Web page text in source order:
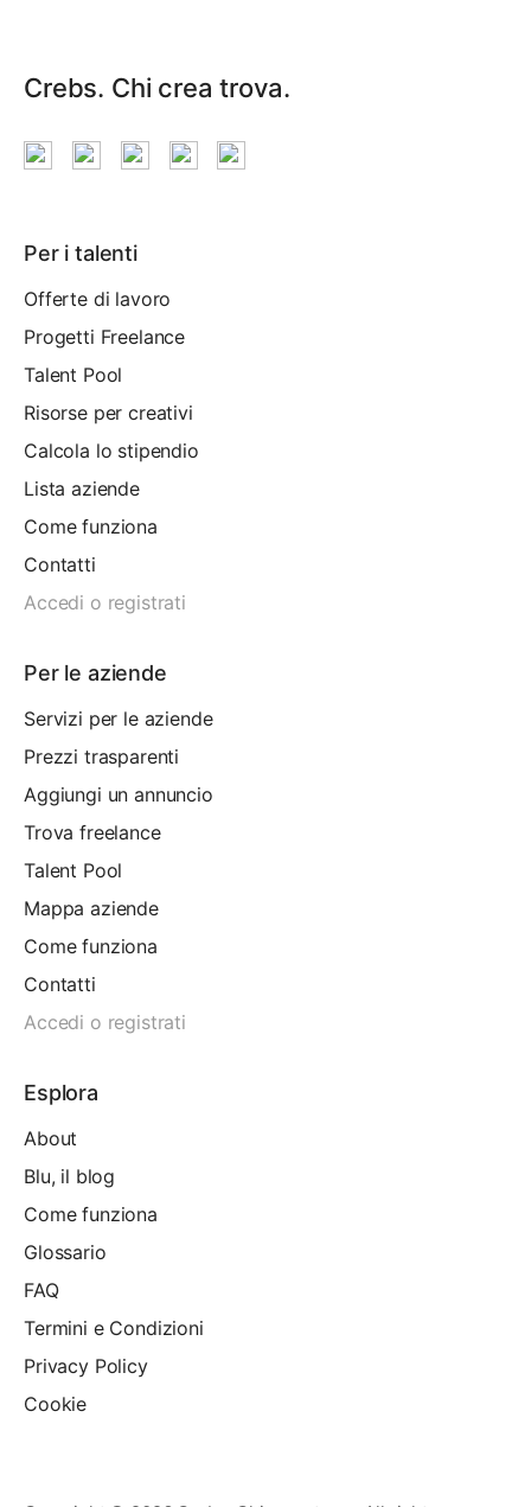
Crebs. Chi crea trova.
Per i talenti
Offerte di lavoro
Progetti Freelance
Talent Pool
Risorse per creativi
Calcola lo stipendio
Lista aziende
Come funziona
Contatti
Accedi o registrati
Per le aziende
Servizi per le aziende
Prezzi trasparenti
Aggiungi un annuncio
Trova freelance
Talent Pool
Mappa aziende
Come funziona
Contatti
Accedi o registrati
Esplora
About
Blu, il blog
Come funziona
Glossario
FAQ
Termini e Condizioni
Privacy Policy
Cookie